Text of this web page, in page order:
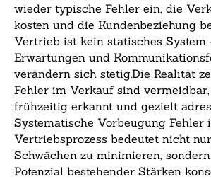
wieder typische Fehler ein, die
kosten und die Kundenbeziehung
Vertrieb ist kein statisches System
Erwartungen und
verändern sich stetig.Die Realität
Fehler im Verkauf sind
frühzeitig erkannt und gezielt
Systematische Vorbeugung Fehler
Vertriebsprozess bedeutet nicht
Schwächen zu minimieren,
Potenzial bestehender Stärken